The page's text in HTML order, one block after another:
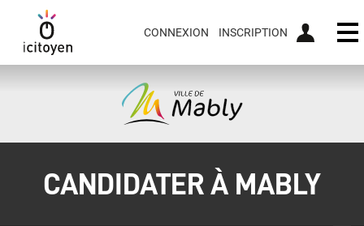
CONNEXION INSCRIPTION
CANDIDATER À MABLY